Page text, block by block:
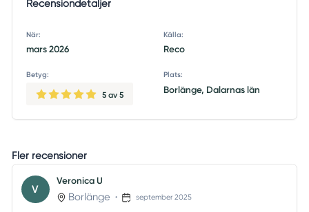
Recensiondetaljer
När:
mars 2026
Källa:
Reco
Betyg:
5av 5
Plats:
Borlänge, Dalarnas län
Fler recensioner
V
Veronica U
Borlänge • september 2025